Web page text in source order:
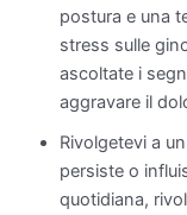
postura e una
stress sulle
ascoltate i
aggravare il
Rivolgetevi a
persiste o
quotidiana,